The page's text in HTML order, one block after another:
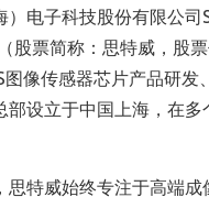
）电子科技股份有限公司
（股票简称：思特威，股票
图像传感器芯片产品研发
部设立于中国上海，在
思特威始终专注于高端